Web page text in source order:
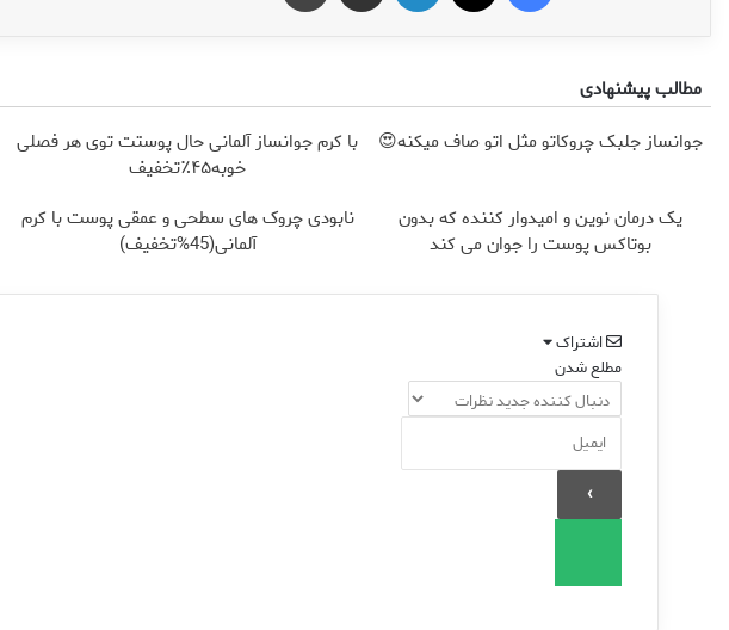
مطالب پیشنهادی
جوانساز جلبک چروکاتو مثل اتو صاف میکنه😍
با کرم جوانساز آلمانی حال پوستت توی هر فصلی
خوبه۴۵٪تخفیف
یک درمان نوین و امیدوار کننده که بدون
بوتاکس پوست را جوان می کند
نابودی چروک های سطحی و عمقی پوست با کرم
آلمانی(45%تخفیف)
اشتراک
مطلع شدن